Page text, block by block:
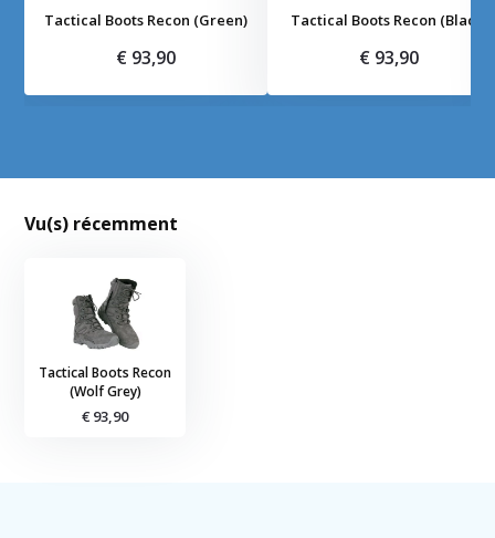
Tactical Boots Recon (Green)
€ 93,90
Tactical Boots Recon (Black)
€ 93,90
Vu(s) récemment
Tactical Boots Recon
(Wolf Grey)
€ 93,90